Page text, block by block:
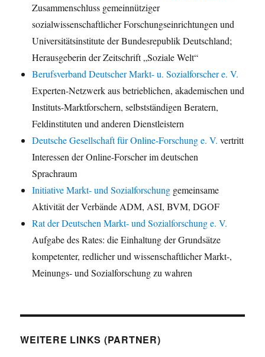
Zusammenschluss gemeinnütziger
sozialwissenschaftlicher Forschungseinrichtungen und
Universitätsinstitute der Bundesrepublik Deutschland;
Herausgeberin der Zeitschrift „Soziale Welt“
Berufsverband Deutscher Markt- u. Sozialforscher e. V.
Experten-Netzwerk aus betrieblichen, akademischen und
Instituts-Marktforschern, selbstständigen Beratern,
Feldinstituten und anderen Dienstleistern
Deutsche Gesellschaft für Online-Forschung e. V. vertritt
Interessen der Online-Forscher im deutschen
Sprachraum
Initiative Markt- und Sozialforschung gemeinsame
Aktivität der Verbände ADM, ASI, BVM, DGOF
Rat der Deutschen Markt- und Sozialforschung e. V.
Aufgabe des Rates: die Einhaltung der Grundsätze
kompetenter, redlicher und wissenschaftlicher Markt-,
Meinungs- und Sozialforschung zu wahren
WEITERE LINKS (PARTNER)